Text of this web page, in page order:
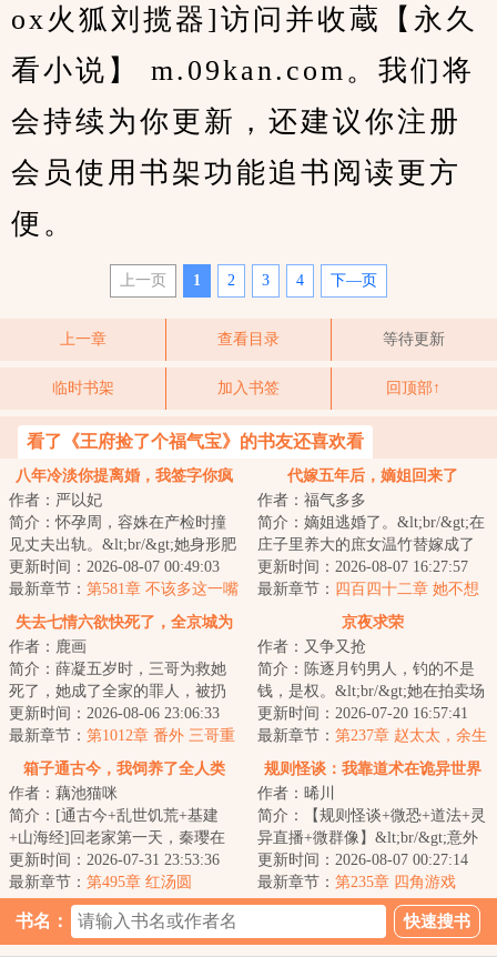
ox火狐刘揽器]访问并收蔵【永久
看小说】 m.09kan.com。我们将
会持续为你更新，还建议你注册
会员使用书架功能追书阅读更方
便。
上一页 1 2 3 4 下—页
上一章 查看目录 等待更新
临时书架 加入书签 回顶部↑
看了《王府捡了个福气宝》的书友还喜欢看
八年冷淡你提离婚，我签字你疯
作者：严以妃
简介：怀孕周，容姝在产检时撞
见丈夫出轨。&lt;br/&gt;她身形肥
胖，样貌粗俗，艰难地捧着肚
子，被丈夫年...
更新时间：2026-08-07 00:49:03
最新章节： 第581章 不该多这一嘴
代嫁五年后，嫡姐回来了
作者：福气多多
简介：嫡姐逃婚了。&lt;br/&gt;在
庄子里养大的庶女温竹替嫁成了
世子夫人。&lt;br/&gt;她的夫君芝
兰玉树，...
更新时间：2026-08-07 16:27:57
最新章节： 四百四十二章 她不想
失去七情六欲快死了，全京城为
作者：鹿画
简介：薛凝五岁时，三哥为救她
死了，她成了全家的罪人，被扔
在老宅几年。她回来后，家里已
经有了被他们抱...
更新时间：2026-08-06 23:06:33
最新章节： 第1012章 番外 三哥重
养小薛凝（46）
京夜求荣
作者：又争又抢
简介：陈逐月钓男人，钓的不是
钱，是权。&lt;br/&gt;她在拍卖场
上，故意勾他，引他。&lt;br/&gt;
雨夜又湿...
更新时间：2026-07-20 16:57:41
最新章节： 第237章 赵太太，余生
有你，请多指教
箱子通古今，我饲养了全人类
作者：藕池猫咪
简介：[通古今+乱世饥荒+基建
+山海经]回老家第一天，秦璎在
箱子里发现个古代小人国。小人
国里有乱世饥荒...
更新时间：2026-07-31 23:53:36
最新章节： 第495章 红汤圆
规则怪谈：我靠道术在诡异世界
作者：晞川
简介：【规则怪谈+微恐+道法+灵
异直播+微群像】&lt;br/&gt;意外
穿越，沈星灼穿到到了百年后的
时空，天幕...
更新时间：2026-08-07 00:27:14
最新章节： 第235章 四角游戏
书名：